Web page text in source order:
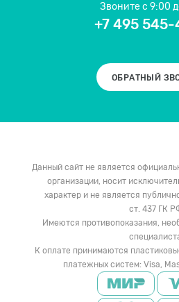
Звонитес 9:00
+7 495
ОБРАТНЫЙ
Данный сайт не является
организации, носит
характер и не является
ст. 437 ГК
Имеются противопоказания,
К оплате принимаются
платежных систем: Visa,